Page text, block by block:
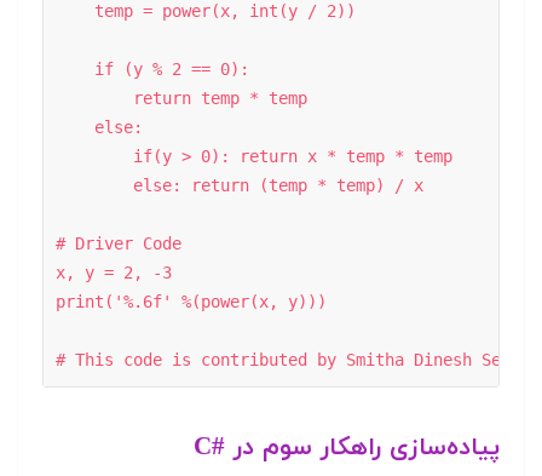
    temp = power(x, int(y / 2))
    if (y % 2 == 0):
        return temp * temp
    else:
        if(y > 0): return x * temp * temp
        else: return (temp * temp) / x
# Driver Code
x, y = 2, -3
print('%.6f' %(power(x, y)))
پیاده‌سازی راهکار سوم در #C